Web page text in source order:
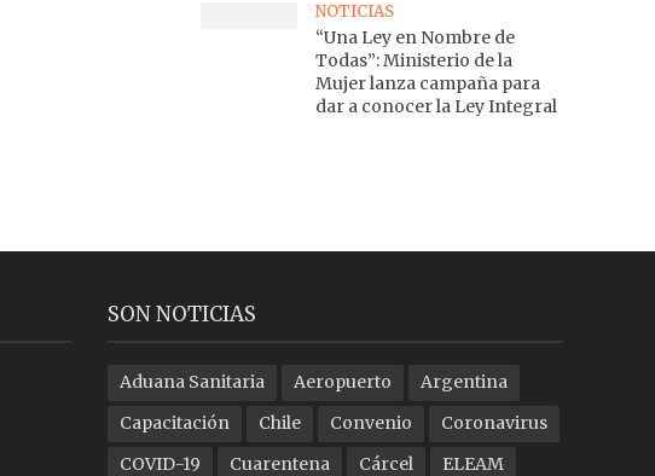
NOTICIAS
“Una Ley en Nombre de
Todas”: Ministerio de la
Mujer lanza campaña para
dar a conocer la Ley Integral
SON NOTICIAS
Aduana Sanitaria Aeropuerto
Argentina
Capacitación
Chile Convenio
Coronavirus
COVID-19
Cuarentena Cárcel ELEAM